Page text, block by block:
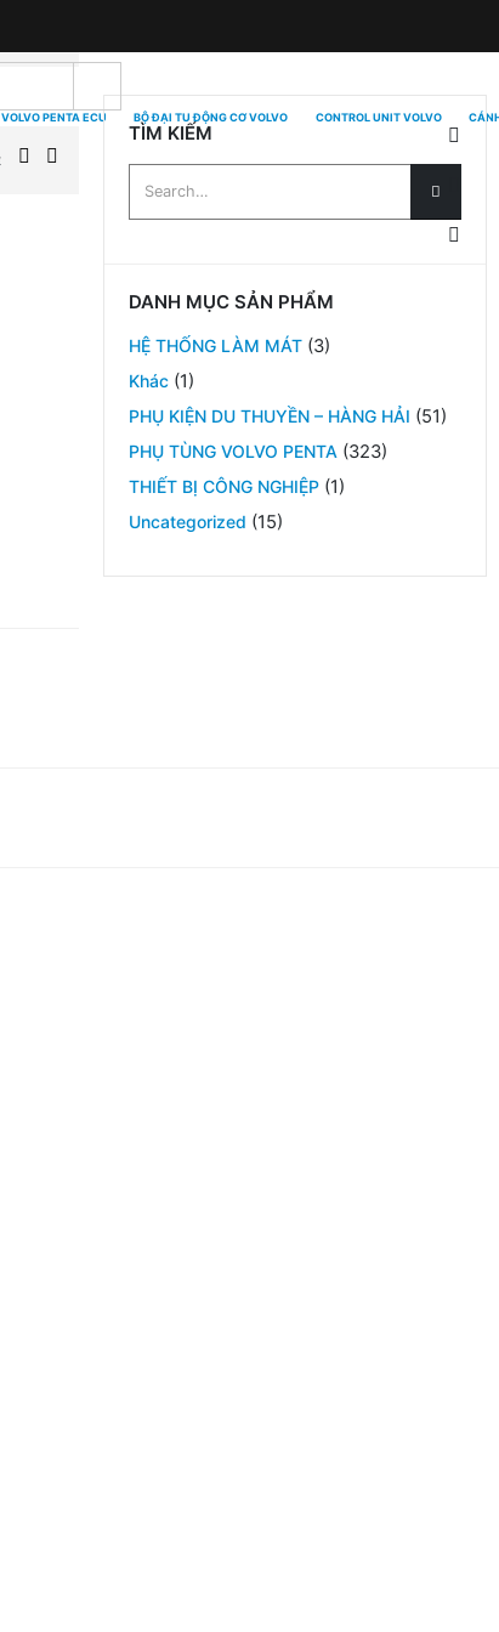
PENTA ECU BỘ ĐẠI TU ĐỘNG CƠ VOLVO CONTROL UNIT VOLVO
TÌM KIẾM
DANH MỤC SẢN PHẨM
HỆ THỐNG LÀM MÁT (3)
Khác (1)
PHỤ KIỆN DU THUYỀN – HÀNG HẢI (51)
PHỤ TÙNG VOLVO PENTA (323)
THIẾT BỊ CÔNG NGHIỆP (1)
Uncategorized (15)